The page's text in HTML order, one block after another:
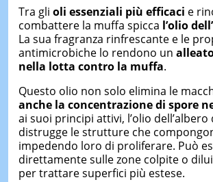
Tra gli oli essenziali più efficaci e
combattere la muffa spicca l’olio
La sua fragranza rinfrescante e le
antimicrobiche lo rendono un
nella lotta contro la muffa.
Questo olio non solo elimina le
anche la concentrazione di spore
ai suoi principi attivi, l’olio dell’albero
distrugge le strutture che
impedendo loro di proliferare. Può
direttamente sulle zone colpite o
per trattare superfici più estese.